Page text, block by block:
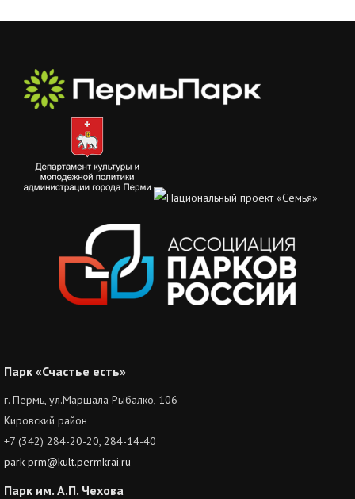
Парк «Счастье есть»
г. Пермь, ул.Маршала Рыбалко, 106
Кировский район
+7 (342) 284-20-20, 284-14-40
park-prm@kult.permkrai.ru
Парк им. А.П. Чехова